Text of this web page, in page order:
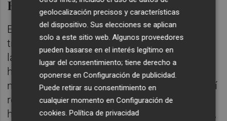
Europa
En palabras del presidente de la patronal
transalpina,Giovanni Savorani,"en el año de
la pandemia podemos decir que este 2020
ha cerrado en declive, pero en general,
menos peor que lo que se podía esperar", así
repasa algunos de los hitos del sector como
ha sido la renovación del convenio colectivo,
geolocalización precisos y características
del dispositivo. Sus elecciones se aplican
solo a este sitio web. Algunos proveedores
pueden basarse en el interés legítimo en
lugar del consentimiento; tiene derecho a
oponerse enConfiguración de publicidad
Puede retirar su consentimiento en
cualquier momento enConfiguración de
cookies .Política de privacidad